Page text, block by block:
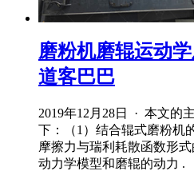
磨粉机磨辊运动
道客巴巴
2019年12月28日 · 本文的
下：（1）结合辊式磨粉机
摩擦力与瑞利耗散函数形
动力学模型和磨辊的动力 .